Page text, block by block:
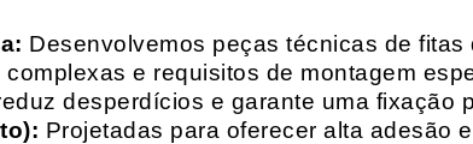
Desenvolvemos peças técnicas de fitas
e requisitos de montagem
desperdícios e garante uma fixação
Projetadas para oferecer alta adesão